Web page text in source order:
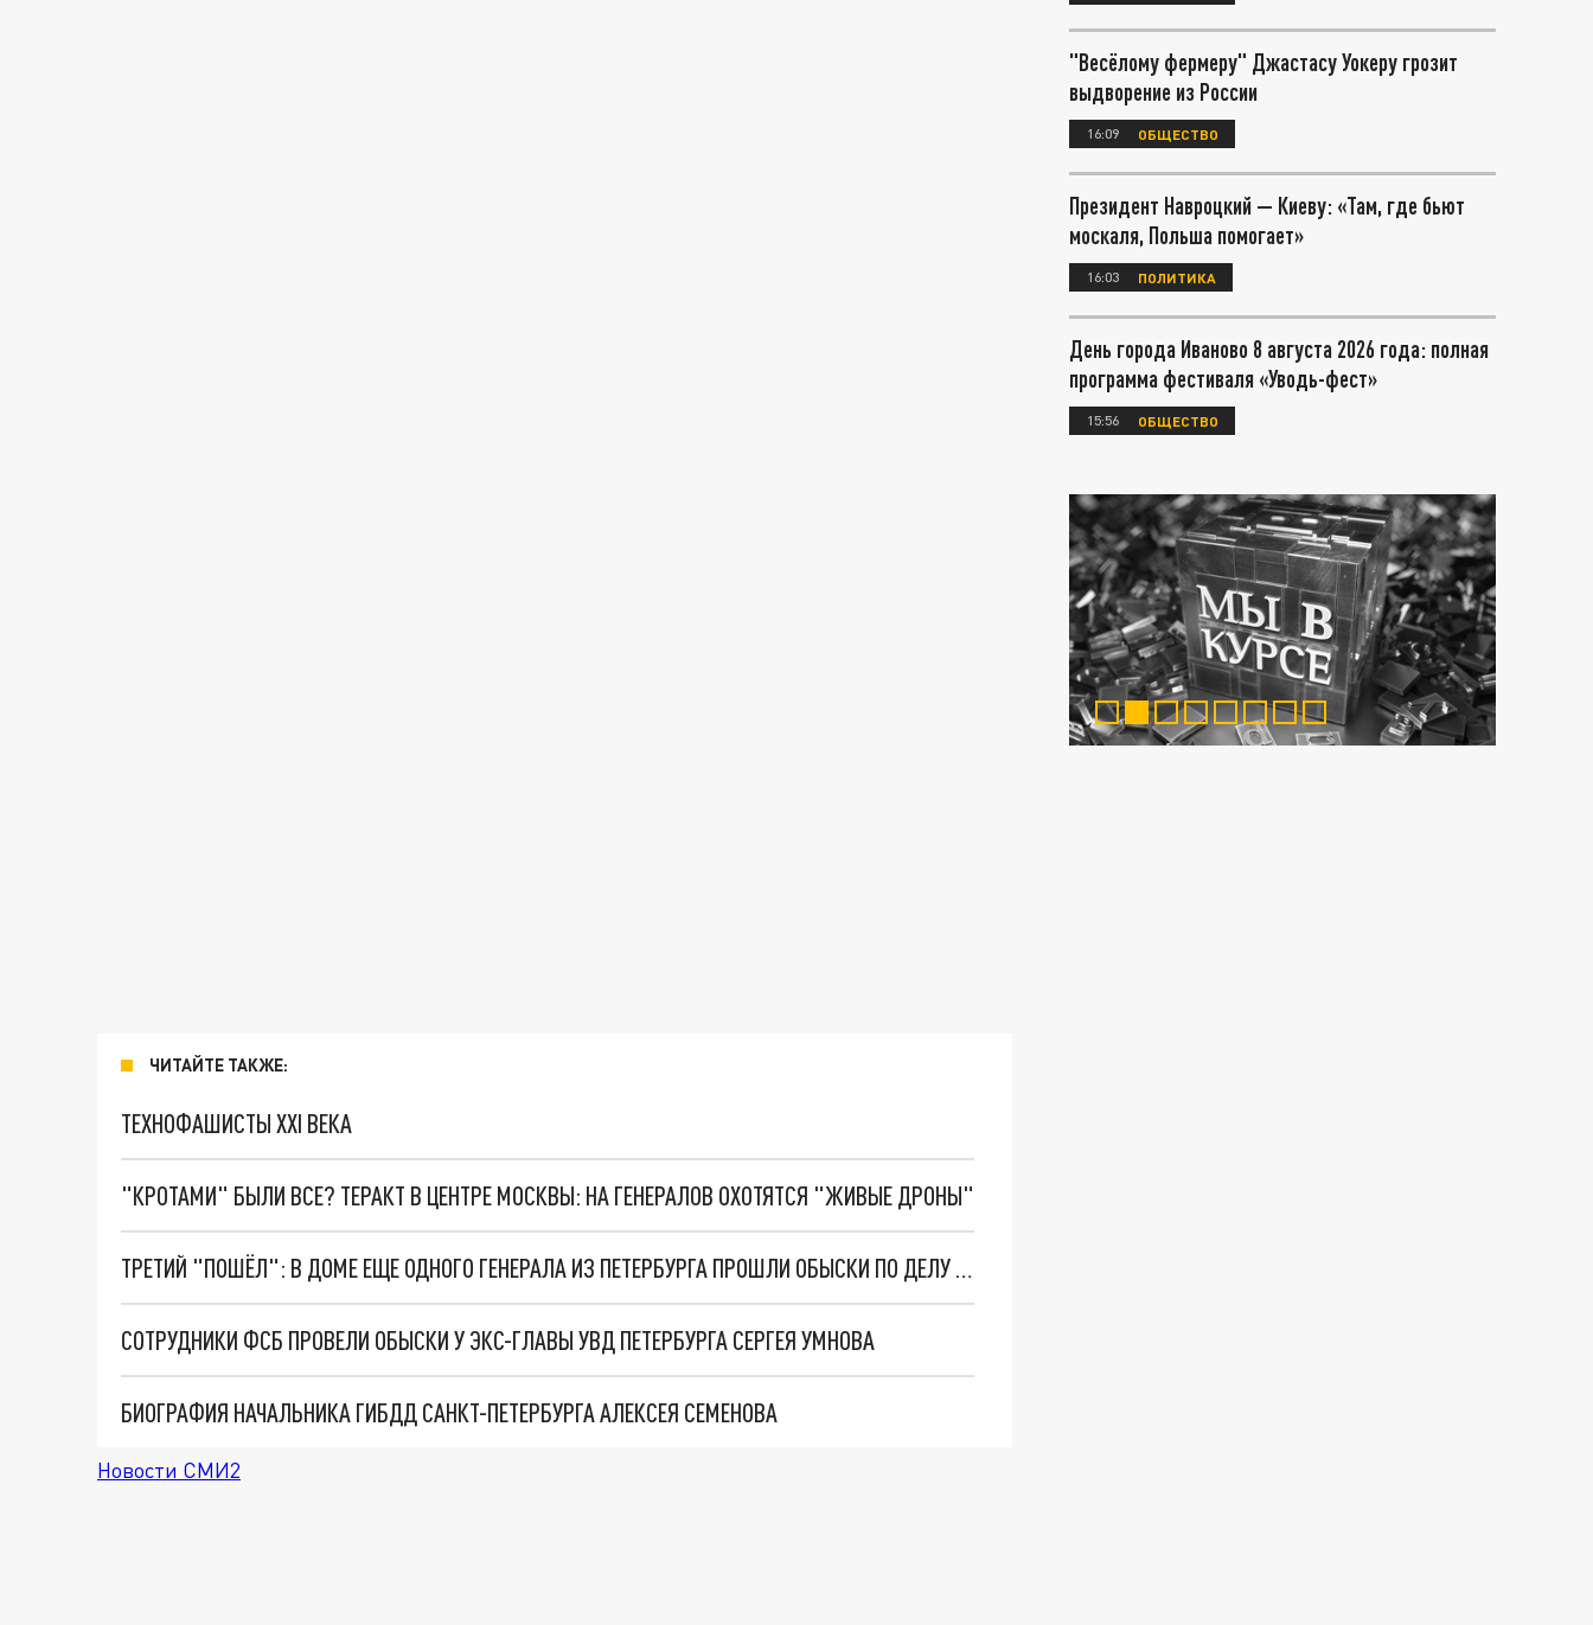
ЧИТАЙТЕ ТАКЖЕ:
ТЕХНОФАШИСТЫ XXI ВЕКА
"КРОТАМИ" БЫЛИ ВСЕ? ТЕРАКТ В ЦЕНТРЕ МОСКВЫ: НА ГЕНЕРАЛОВ ОХОТЯТСЯ "ЖИВЫЕ ДРОНЫ"
ТРЕТИЙ "ПОШЁЛ": В ДОМЕ ЕЩЕ ОДНОГО ГЕНЕРАЛА ИЗ ПЕТЕРБУРГА ПРОШЛИ ОБЫСКИ ПО ДЕЛУ ФОНДА
СОТРУДНИКИ ФСБ ПРОВЕЛИ ОБЫСКИ У ЭКС-ГЛАВЫ УВД ПЕТЕРБУРГА СЕРГЕЯ УМНОВА
БИОГРАФИЯ НАЧАЛЬНИКА ГИБДД САНКТ-ПЕТЕРБУРГА АЛЕКСЕЯ СЕМЕНОВА
Новости СМИ2
"Весёлому фермеру" Джастасу Уокеру грозит
выдворение из России
16:09 ОБЩЕСТВО
Президент Навроцкий — Киеву: «Там, где бьют
москаля, Польша помогает»
16:03 ПОЛИТИКА
День города Иваново 8 августа 2026 года: полная
программа фестиваля «Уводь-фест»
15:56 ОБЩЕСТВО